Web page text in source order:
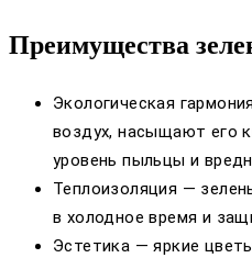
Преимущества
Экологическая
воздух, насыщают его
уровень пыльцы и
Теплоизоляция —
в холодное время и
Эстетика — яркие